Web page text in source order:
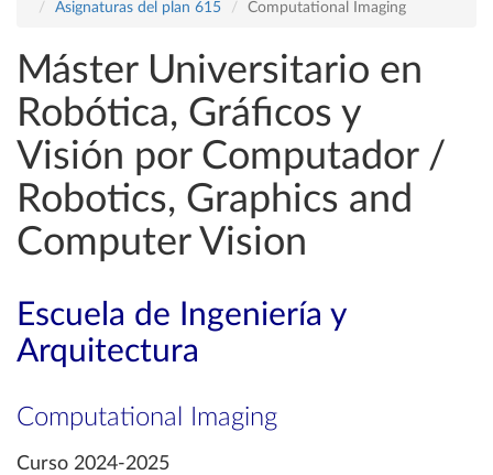
Asignaturas del plan 615
Computational Imaging
Máster Universitario en
Robótica, Gráficos y
Visión por Computador /
Robotics, Graphics and
Computer Vision
Escuela de Ingeniería y
Arquitectura
Computational Imaging
Curso 2024-2025